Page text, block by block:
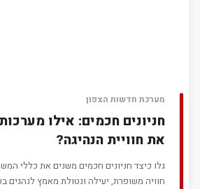
מערכת חדשות הצפון
חניונים חכמים: אילו
את חוויית הנהיגה?
גלו כיצד חניונים חכמים משנים את כללי
חוויה משופרת, יעילה ונטולת מאמץ לנהגים